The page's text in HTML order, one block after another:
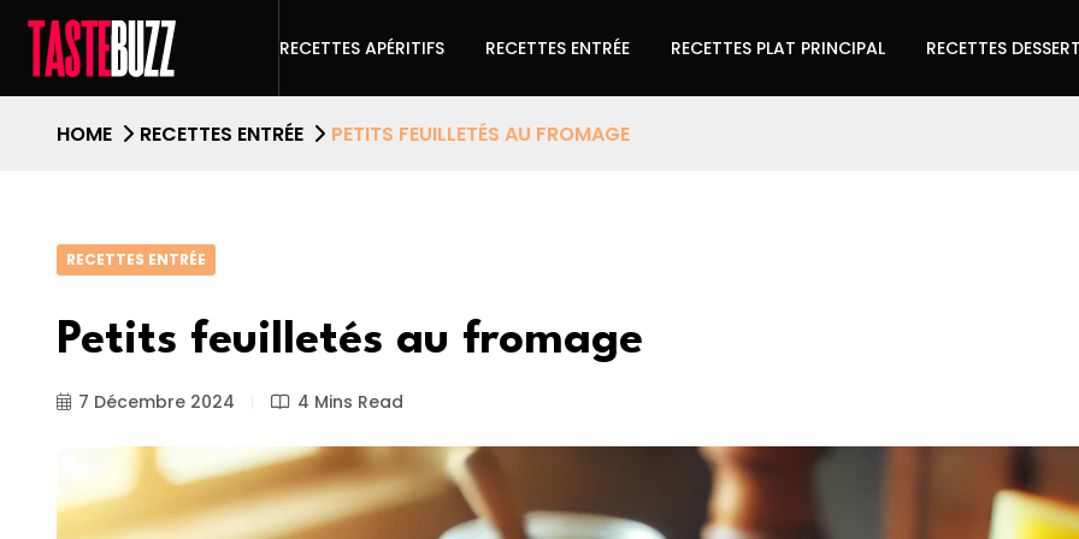
RECETTES APÉRITIFS RECETTES ENTRÉE RECETTES PLAT PRINCIPAL RECETTES
HOME RECETTES ENTRÉE PETITS FEUILLETÉS AU FROMAGE
RECETTES ENTRÉE
Petits feuilletés au fromage
7 Décembre 2024 4 Mins Read